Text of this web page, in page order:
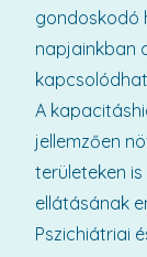
gondoskodó
napjainkban
A
jellemzően
területeken
ellátásának
Pszichiátriai